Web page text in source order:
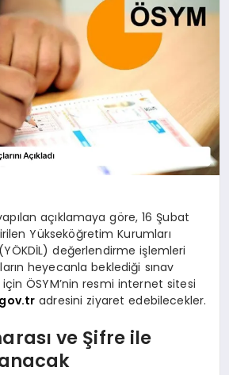
açıklamaya göre, 16 Şubat
Yükseköğretim Kurumları
(YÖKDİL) değerlendirme işlemleri
heyecanla beklediği sınav
ÖSYM’nin resmi internet sitesi
adresini ziyaret edebilecekler.
ve Şifre ile